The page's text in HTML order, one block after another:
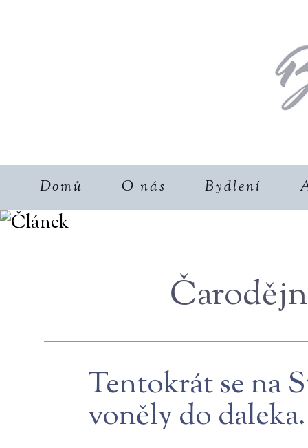
Domů O nás Bydlení
Tentokrát se na
voněly do daleka.